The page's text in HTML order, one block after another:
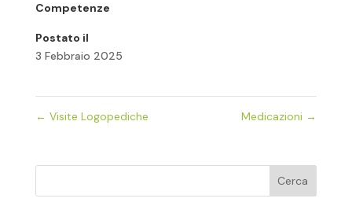
Competenze
Postato il
3 Febbraio 2025
← Visite Logopediche Medicazioni →
Cerca